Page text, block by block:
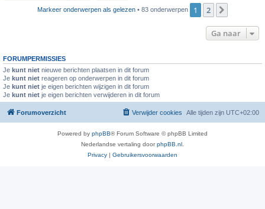
Markeer onderwerpen als gelezen • 83 onderwerpen 1 2
Ga naar
FORUMPERMISSIES
Je kunt niet nieuwe berichten plaatsen in dit forum
Je kunt niet reageren op onderwerpen in dit forum
Je kunt niet je eigen berichten wijzigen in dit forum
Je kunt niet je eigen berichten verwijderen in dit forum
Forumoverzicht Alle tijden zijn UTC+02:00
Verwijder cookies
Powered by phpBB® Forum Software © phpBB Limited
Nederlandse vertaling doorphpBB.nl .
Privacy
Gebruikersvoorwaarden